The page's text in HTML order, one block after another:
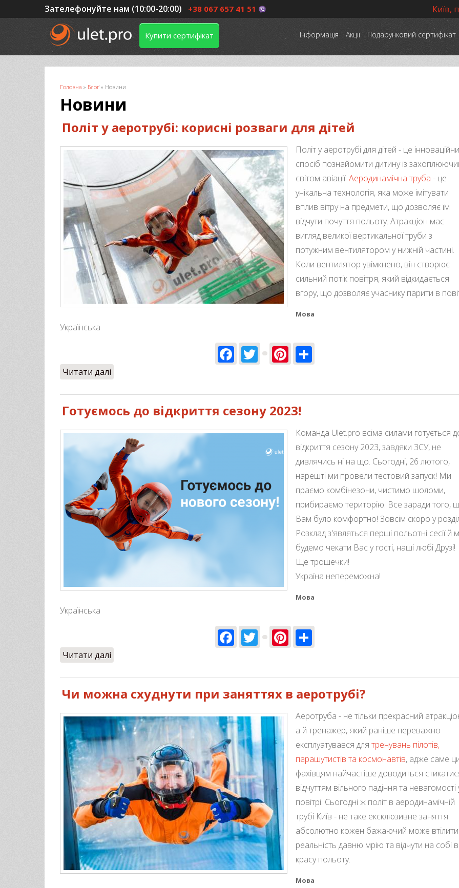
Зателефонуйте нам (10:00-20:00) +38 067 657 41 51 Київ,
Купити сертифікат Інформація Акції Подарунковий сертифікат
Ви є тут
Головна » Блоґ » Новини
Новини
Політ у аеротрубі: корисні розваги для дітей
Політ у аеротрубі для дітей - це
спосіб познайомити дитину із
світом авіації. Аеродинамічна труба - це
унікальна технологія, яка може імітувати
вплив вітру на предмети, що дозволяє їм
відчути почуття польоту. Атракціон має
вигляд великої вертикальної труби з
потужним вентилятором у нижній частині.
Коли вентилятор увімкнено, він створює
сильний потік повітря, який відкидається
вгору, що дозволяє учаснику парити в
Мова
Українська
Facebook
TwitterPinterest
Читати далі
Готуємось до відкриття сезону 2023!
Команда Ulet.pro всіма силами готується
відкриття сезону 2023, завдяки ЗСУ, не
дивлячись ні на що. Сьогодні, 26 лютого,
нарешті ми провели тестовий запуск! Ми
праємо комбінезони, чистимо шоломи,
прибираємо територію. Все заради того,
Вам було комфортно! Зовсім скоро у
Розклад з'являться перші польотні сесії й
будемо чекати Вас у гості, наші любі Друзі!
Ще трошечки!
Україна непереможна!
Мова
Українська
Facebook
TwitterPinterest
Читати далі
Чи можна схуднути при заняттях в аеротрубі?
Аеротруба - не тільки прекрасний
а й тренажер, який раніше переважно
експлуатувався для тренувань пілотів,
парашутистів та космонавтів, адже саме
фахівцям найчастіше доводиться
відчуттям вільного падіння та невагомості
повітрі. Сьогодні ж політ в аеродинамічній
трубі Київ - не таке ексклюзивне заняття:
абсолютно кожен бажаючий може
реальність давню мрію та відчути на собі
красу польоту.
Мова